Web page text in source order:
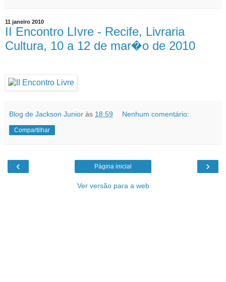
11 janeiro 2010
II Encontro LIvre - Recife, Livraria
Cultura, 10 a 12 de mar�o de 2010
Blog de Jackson Junior às 18:59 Nenhum comentário:
Compartilhar
‹ ›
Página inicial
Ver versão para a web